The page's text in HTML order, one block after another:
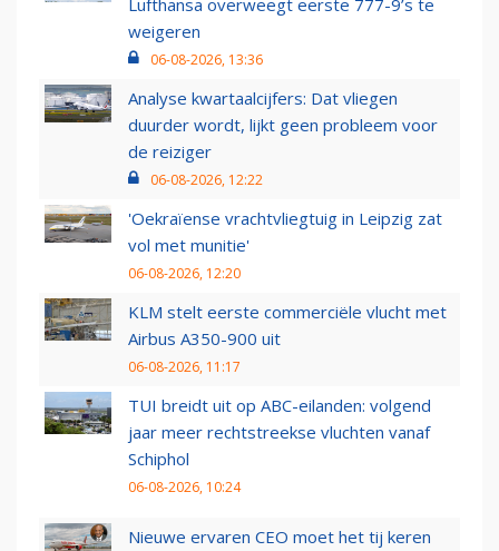
Lufthansa overweegt eerste 777-9’s te
weigeren
06-08-2026, 13:36
Analyse kwartaalcijfers: Dat vliegen
duurder wordt, lijkt geen probleem voor
de reiziger
06-08-2026, 12:22
'Oekraïense vrachtvliegtuig in Leipzig zat
vol met munitie'
06-08-2026, 12:20
KLM stelt eerste commerciële vlucht met
Airbus A350-900 uit
06-08-2026, 11:17
TUI breidt uit op ABC-eilanden: volgend
jaar meer rechtstreekse vluchten vanaf
Schiphol
06-08-2026, 10:24
Nieuwe ervaren CEO moet het tij keren